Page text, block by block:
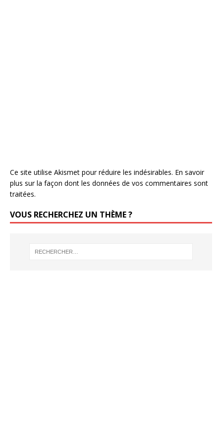
Ce site utilise Akismet pour réduire les indésirables. En savoir
plus sur la façon dont les données de vos commentaires sont
traitées.
VOUS RECHERCHEZ UN THÈME ?